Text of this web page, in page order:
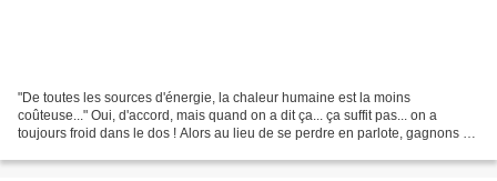
"De toutes les sources d'énergie, la chaleur humaine est la moins
coûteuse..." Oui, d'accord, mais quand on a dit ça... ça suffit pas... on a
toujours froid dans le dos ! Alors au lieu de se perdre en parlote, gagnons en